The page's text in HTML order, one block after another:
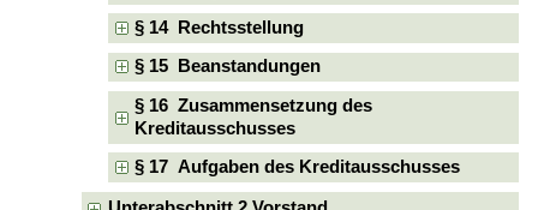
§ 14 Rechtsstellung
§ 15 Beanstandungen
§ 16 Zusammensetzung des
Kreditausschusses
§ 17 Aufgaben des Kreditausschusses